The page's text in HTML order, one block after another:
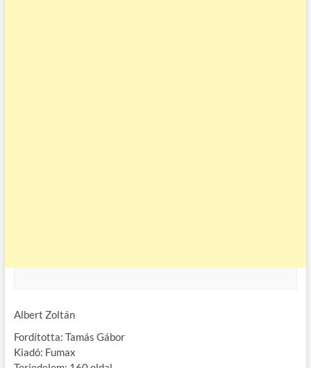
Albert Zoltán
Fordította: Tamás Gábor
Kiadó: Fumax